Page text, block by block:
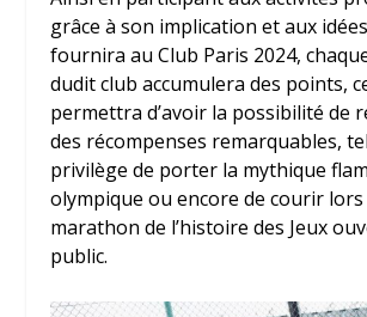
grâce à son implication et aux idées
fournira au Club Paris 2024,
dudit club accumulera des points,
permettra d’avoir la possibilité de
des récompenses remarquables,
privilège de porter la mythique
olympique ou encore de courir
marathon de l’histoire des Jeux
public.